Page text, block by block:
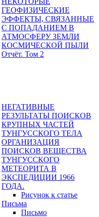
ГЕОФИЗИЧЕСКИЕ
ЭФФЕКТЫ, СВЯЗАННЫЕ
С ПОПАДАНИЕМ В
АТМОСФЕРУ ЗЕМЛИ
КОСМИЧЕСКОЙ ПЫЛИ
Отчёт. Том 2
НЕГАТИВНЫЕ
РЕЗУЛЬТАТЫ ПОИСКОВ
КРУПНЫХ ЧАСТЕЙ
ТУНГУССКОГО ТЕЛА
ОРГАНИЗАЦИЯ
ПОИСКОВ ВЕЩЕСТВА
ТУНГУССКОГО
МЕТЕОРИТА В
ЭКСПЕДИЦИИ 1966
ГОДА.
Рисунок к статье
Письма
Письмо